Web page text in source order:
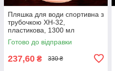
Пляшка для води спортивна з
трубочкою XH-32,
пластикова, 1300 мл
Жовтогарячий
Готово до відправки
237,60 ₴ 330 ₴